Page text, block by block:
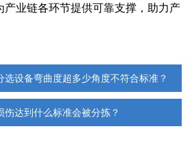
产业链各环节提供可靠支撑，助力产
选设备弯曲度超多少角度不符合标准？
伤达到什么标准会被分拣？